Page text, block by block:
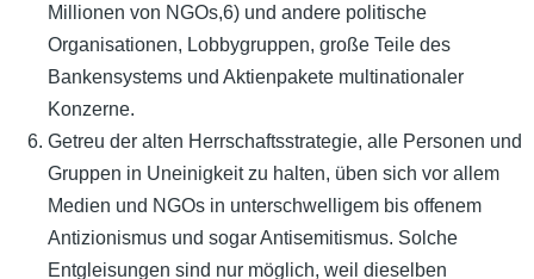
Millionen von NGOs,6) und andere politische
Organisationen, Lobbygruppen, große Teile des
Bankensystems und Aktienpakete multinationaler
Konzerne.
Getreu der alten Herrschaftsstrategie, alle Personen und
Gruppen in Uneinigkeit zu halten, üben sich vor allem
Medien und NGOs in unterschwelligem bis offenem
Antizionismus und sogar Antisemitismus. Solche
Entgleisungen sind nur möglich, weil dieselben